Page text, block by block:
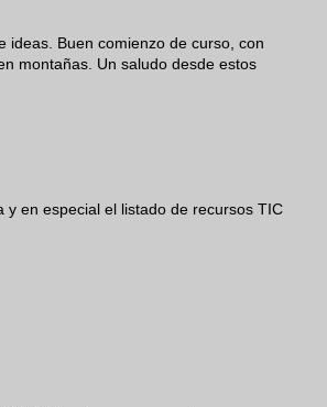
ideas. Buen comienzo de curso, con
montañas. Un saludo desde estos
en especial el listado de recursos TIC